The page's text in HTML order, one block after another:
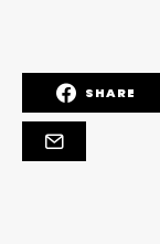
SHARE